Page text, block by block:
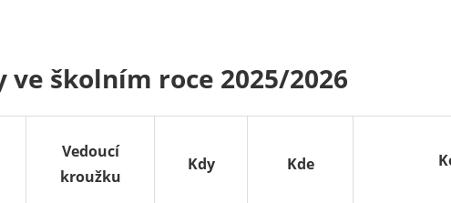
ve školním roce 2025/2026
Vedoucí
kroužku
Kdy Kde